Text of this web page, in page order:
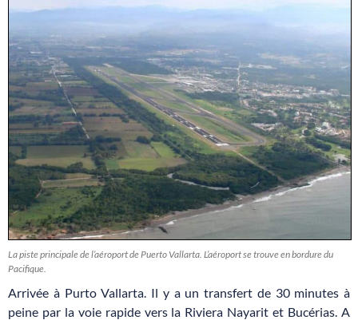
La piste principale de l’aéroport de Puerto Vallarta. L’aéroport se trouve en bordure du
Pacifique.
Arrivée à Purto Vallarta. Il y a un transfert de 30 minutes à
peine par la voie rapide vers la Riviera Nayarit et Bucérias. A